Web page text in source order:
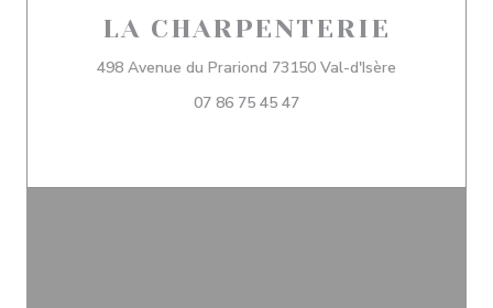
LA CHARPENTERIE
498 Avenue du Prariond 73150 Val-d'Isère
07 86 75 45 47